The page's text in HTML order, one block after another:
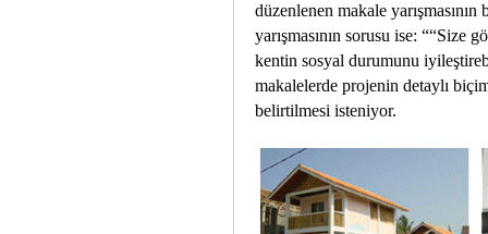
düzenlenen makale
yarışmasının sorusu ise: ““Size
kentin sosyal durumunu
makalelerde projenin detaylı
belirtilmesi isteniyor.